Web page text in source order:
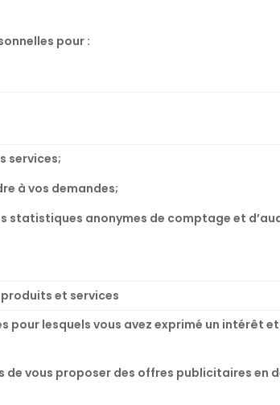
pour :
services;
à vos demandes;
statistiques anonymes de comptage et
et services
pour lesquels vous avez exprimé un intérêt
vous proposer des offres publicitaires en